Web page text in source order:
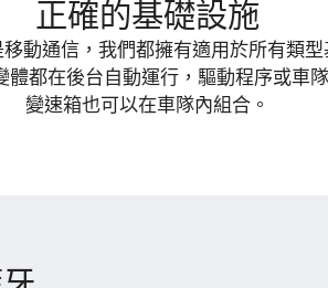
正確的基礎設施
動通信，我們都擁有適用於所有類
體都在後台自動運行，驅動程序或車
變速箱也可以在車隊內組合。